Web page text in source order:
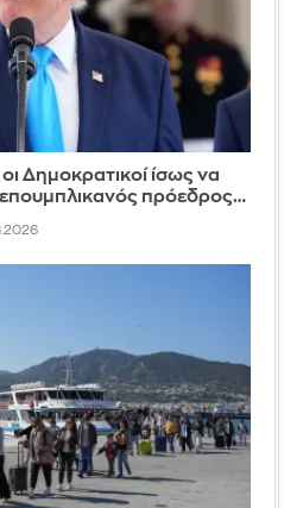
Δημοκρατικοί ίσως να
πρόεδρος…